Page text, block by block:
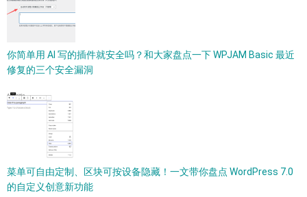
你简单用 AI 写的插件就安全吗？和大家盘点一下 WPJAM Basic 最近
修复的三个安全漏洞
菜单可自由定制、区块可按设备隐藏！一文带你盘点 WordPress 7.0
的自定义创意新功能